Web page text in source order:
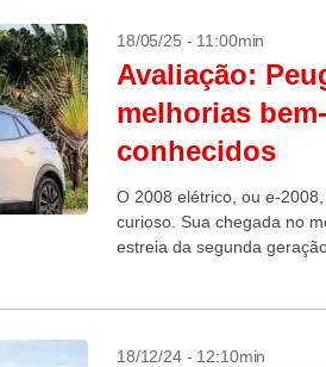
18/05/25 - 11:00min
Avaliação:
melhorias
conhecidos
O 2008 elétrico, ou e-
curioso. Sua chegada no
estreia da segunda
18/12/24 - 12:10min